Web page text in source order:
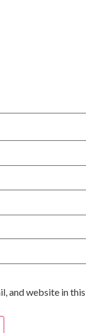
and website in